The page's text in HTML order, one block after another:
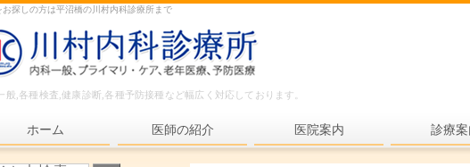
お探しの方は平沼橋の川村内科診療所まで
般,各種検査,健康診断,各種予防接種など幅広く対応しております。
ホーム 医師の紹介 医院案内 診療案
内科一般